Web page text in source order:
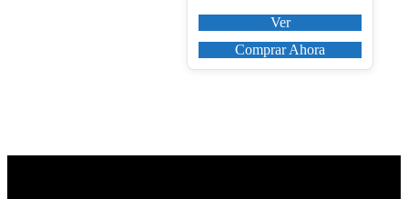
Ver
Comprar Ahora